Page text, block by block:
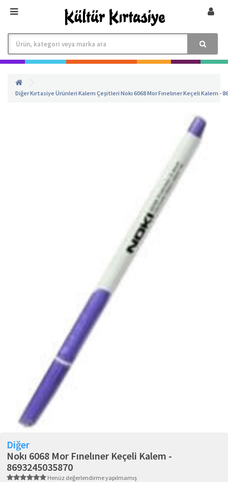
DiğerKırtasiye Ürünleri Kalem Çeşitleri Nokı 6068 Mor Fınelıner Keçeli Kalem -
Diğer
Nokı 6068 Mor Fınelıner Keçeli Kalem -
8693245035870
Henüz değerlendirme yapılmamış